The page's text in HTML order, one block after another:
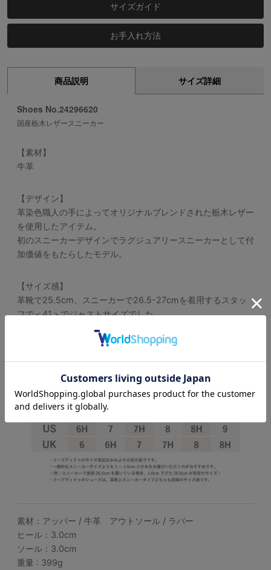
サイズガイド
お手入れ方法
商品説明 サイズ詳細
Shoes No.24296620
国産栃木レザースニーカー
【素材】
牛革
【デザイン】
革染色職人の手によってオリジナルブレンドされた栃木レザー
を使用したアイテム。
初のスニーカーデザインでラグジュアリースニーカーとして付
加価値をもたらしたモデル。
【サイズ感】
革靴で25.5cm、スニーカーで26.5-27cmを着用するスタッ
フで＜41＞でジャストサイズでした。
サイズ感は、個人差がございますのであくまで参考程度にお考
素材：アッパー / 牛革 アウトソール / ラバー
ヒール：3.0cm
ソール：3.0cm
重量 : 399g